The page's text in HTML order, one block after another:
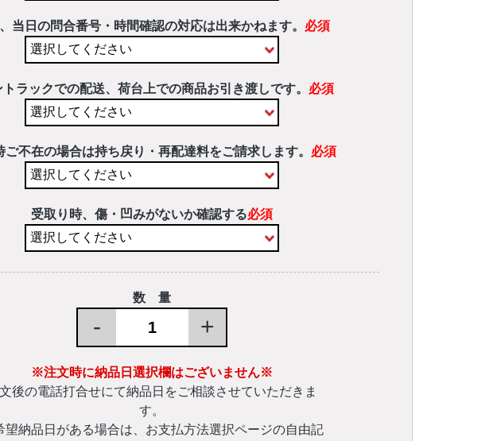
当日の問合番号・時間確認の対応は出来かねます。 必須
ラックでの配送、荷台上での商品お引き渡しです。 必須
ご不在の場合は持ち戻り・再配達料をご請求します。 必須
受取り時、傷・凹みがないか確認する必須
数 量
- +
※注文時に納品日選択欄はございません※
後の電話打合せにて納品日をご相談させていただきま
す。
望納品日がある場合は、お支払方法選択ページの自由記